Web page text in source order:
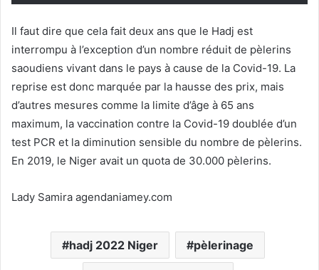
Il faut dire que cela fait deux ans que le Hadj est
interrompu à l’exception d’un nombre réduit de pèlerins
saoudiens vivant dans le pays à cause de la Covid-19. La
reprise est donc marquée par la hausse des prix, mais
d’autres mesures comme la limite d’âge à 65 ans
maximum, la vaccination contre la Covid-19 doublée d’un
test PCR et la diminution sensible du nombre de pèlerins.
En 2019, le Niger avait un quota de 30.000 pèlerins.
Lady Samira agendaniamey.com
hadj 2022 Niger pèlerinage